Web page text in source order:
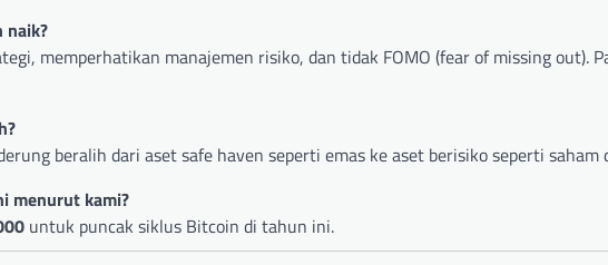
naik?
memperhatikan manajemen risiko, dan tidak FOMO (fear of missing out).
beralih dari aset safe haven seperti emas ke aset berisiko seperti saham
menurut kami?
untuk puncak siklus Bitcoin di tahun ini.